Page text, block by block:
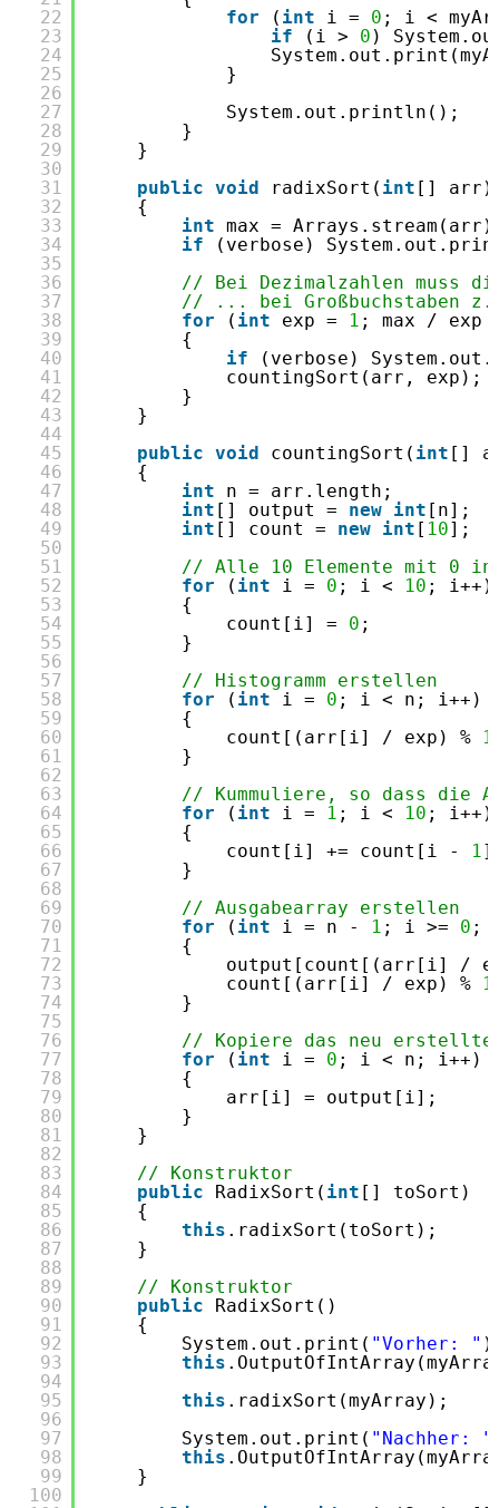
22
23
24
25
26
27
28
29
30
31
32
33
34
35
36
37
38
39
40
41
42
43
44
45
46
47
48
49
50
51
52
53
54
55
56
57
58
59
60
61
62
63
64
65
66
67
68
69
70
71
72
73
74
75
76
77
78
79
80
81
82
83
84
85
86
87
88
89
90
91
92
93
94
95
96
97
98
99
100
for
( int i = 0 ; i <
if
(i > 0 )
}
System.out.println();
}
}
public void radixSort( int []
{
int max =
if
(verbose)
// Bei Dezimalzahlen muss die
// ... bei Großbuchstaben
for
( int exp = 1 ; max / exp
{
if
(verbose)
countingSort(arr, exp);
}
}
public void countingSort( int []
{
int
n = arr.length;
int [] output = new int [n];
int [] count = new int [ 10];
// Alle 10 Elemente mit 0
for
( int i = 0 ; i < 10 ;
{
count[i] = 0 ;
}
// Histogramm erstellen
for
( int i = 0 ; i < n; i++)
{
count[(arr[i] / exp) %
}
// Kummuliere, so dass die
for
( int i = 1 ; i < 10 ;
{
count[i] += count[i -
1
}
// Ausgabearray erstellen
for
( int i = n - 1 ; i >= 0 ;
{
output[count[(arr[i] /
count[(arr[i] / exp) %
}
// Kopiere das neu erstellte
for
( int i = 0 ; i < n; i++)
{
arr[i] = output[i];
}
}
// Konstruktor
public
RadixSort( int [] toSort)
{
this .radixSort(toSort);
}
// Konstruktor
public
RadixSort()
{
System.out.print( "Vorher: "
this
this .radixSort(myArray);
System.out.print( "Nachher: "
this
}